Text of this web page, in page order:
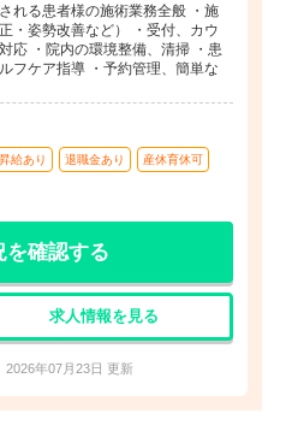
れる患者様の施術業務全般 ・施
・姿勢改善など） ・受付、カウ
応 ・院内の環境整備、清掃 ・患
フケア指導 ・予約管理、簡単な
昇給あり 退職金あり 産休育休可
を確認する
求人情報を見る
2026年07月23日 更新